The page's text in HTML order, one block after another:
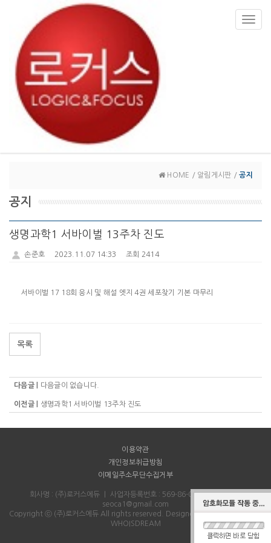
HOME / 알림게시판 /공지
공지
생명과학1 서바이벌 13주차 진도
손준호 2023.11.07 14:33 조회 2414
서바이벌 17 18회 응시 및 해설 엣지 4권 세포찾기 기본 마무리
목록
다음글 | 다음글이 없습니다.
이전글 | 생명과학1 서바이벌 13주차 진도
이용약관
개인정보취급방침
이메일주소무단수집거부
회사명 : (주)로커스에듀｜ 사업자등록번호 : 569-86-00712｜Email :
seoca1@gmail.com
Copyright ⓒ (주)로커스에듀 All rights reserved.
Designed & Programmed by
WHOISDREAM